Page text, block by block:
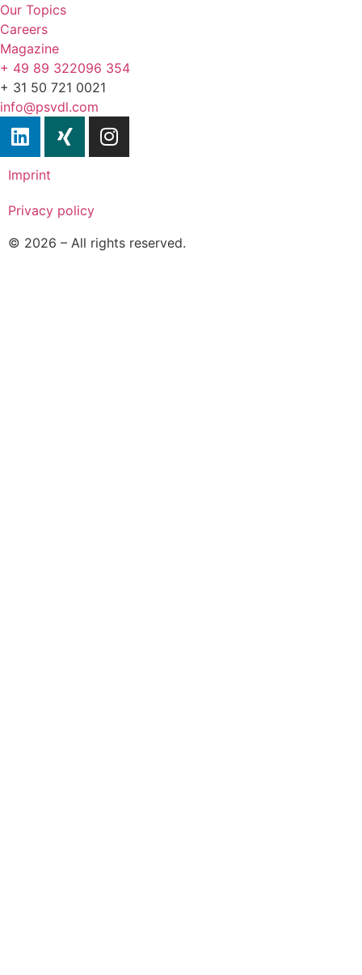
Our Topics
Careers
Magazine
+ 49 89 322096 354
+ 31 50 721 0021
info@psvdl.com
© 2026 – All rights reserved.
Privacy policy
Imprint